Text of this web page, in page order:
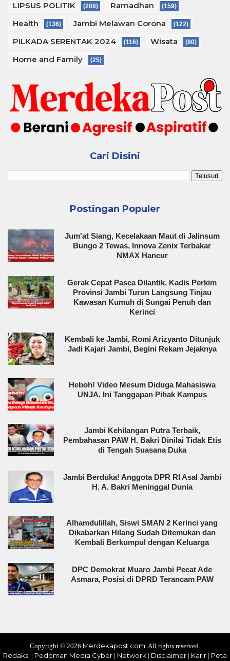
LIPSUS POLITIK (208) Ramadhan (159)
Health (136) Jambi Melawan Corona (122)
PILKADA SERENTAK 2024 (116) Wisata (80)
Home and Family (25)
Cari Disini
Postingan Populer
Jum'at Siang, Kecelakaan Maut di Jalinsum
Bungo 2 Tewas, Innova Zenix Terbakar
NMAX Hancur
Gerak Cepat Pasca Dilantik, Kadis Perkim
Provinsi Jambi Turun Langsung Tinjau
Kawasan Kumuh di Sungai Penuh dan
Kerinci
Kembali ke Jambi, Romi Arizyanto Ditunjuk
Jadi Kajari Jambi, Begini Rekam Jejaknya
Heboh! Video Mesum Diduga Mahasiswa
UNJA, Ini Tanggapan Pihak Kampus
Jambi Kehilangan Putra Terbaik,
Pembahasan PAW H. Bakri Dinilai Tidak Etis
di Tengah Suasana Duka
Jambi Berduka! Anggota DPR RI Asal Jambi
H. A. Bakri Meninggal Dunia
Alhamdulillah, Siswi SMAN 2 Kerinci yang
Dikabarkan Hilang Sudah Ditemukan dan
Kembali Berkumpul dengan Keluarga
DPC Demokrat Muaro Jambi Pecat Ade
Asmara, Posisi di DPRD Terancam PAW
Copyright © 2026 Merdekapost.com. All rights reserved.
Redaksi | Pedoman Media Cyber | Network | Disclaimer | Karir | Peta